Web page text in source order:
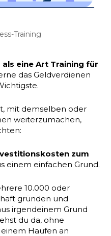
Training
eine Art Training für
das Geldverdienen
mit demselben oder
weiterzumachen,
zum
einem einfachen Grund.
10.000 oder
gründen und
irgendeinem Grund
du da, ohne
Haufen an